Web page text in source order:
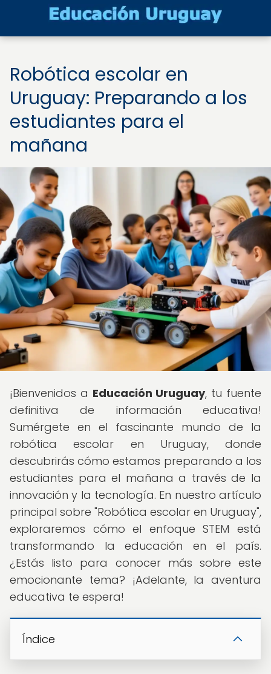
Robótica escolar en
Uruguay: Preparando a los
estudiantes para el
mañana
¡Bienvenidos a Educación Uruguay, tu fuente
definitiva de información educativa!
Sumérgete en el fascinante mundo de la
robótica escolar en Uruguay, donde
descubrirás cómo estamos preparando a los
estudiantes para el mañana a través de la
innovación y la tecnología. En nuestro artículo
principal sobre "Robótica escolar en Uruguay",
exploraremos cómo el enfoque STEM está
transformando la educación en el país.
¿Estás listo para conocer más sobre este
emocionante tema? ¡Adelante, la aventura
educativa te espera!
Índice